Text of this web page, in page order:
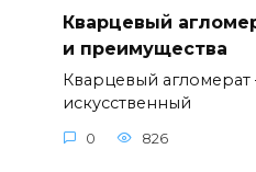
Кварцевый
и преимущества
Кварцевый
искусственный
0 826